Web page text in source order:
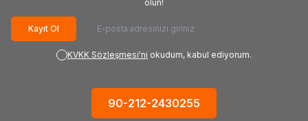
olun!
Kayıt Ol
KVKK Sözleşmesi'ni okudum, kabul ediyorum.
90-212-2430255